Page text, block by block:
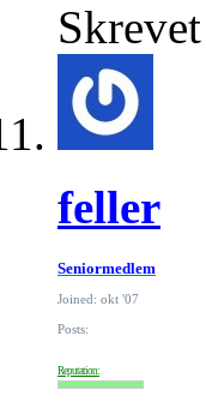
feller
Seniormedlem
Joined: okt '07
Posts:
Reputation: